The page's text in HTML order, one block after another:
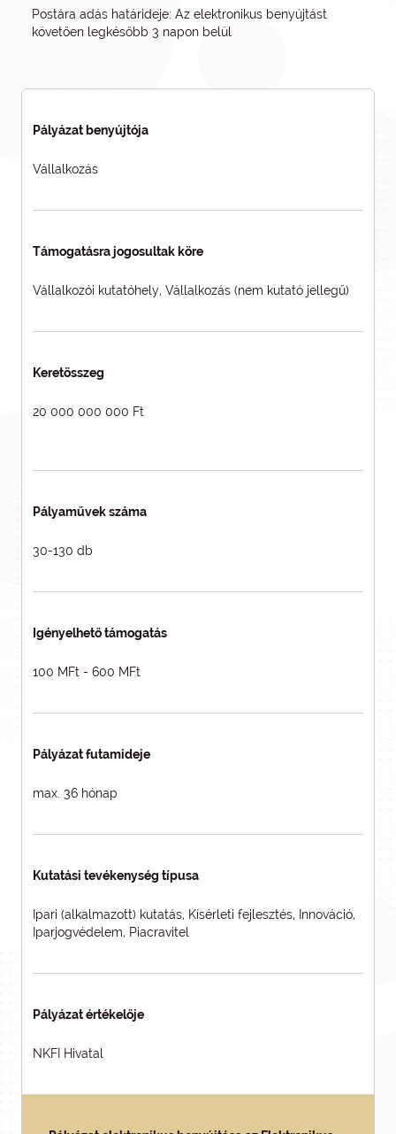
Postára adás határideje: Az elektronikus benyújtást
követően legkésőbb 3 napon belül
Pályázat benyújtója
Vállalkozás
Támogatásra jogosultak köre
Vállalkozói kutatóhely, Vállalkozás (nem kutató jellegű)
Keretösszeg
20 000 000 000 Ft
Pályaművek száma
30-130 db
Igényelhető támogatás
100 MFt - 600 MFt
Pályázat futamideje
max. 36 hónap
Kutatási tevékenység típusa
Ipari (alkalmazott) kutatás, Kísérleti fejlesztés, Innováció,
Iparjogvédelem, Piacravitel
Pályázat értékelője
NKFI Hivatal